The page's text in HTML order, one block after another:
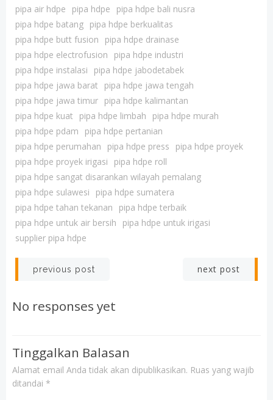
pipa air hdpe
pipa hdpe
pipa hdpe bali nusra
pipa hdpe batang pipa hdpe berkualitas
pipa hdpe butt fusion
pipa hdpe drainase
pipa hdpe electrofusion
pipa hdpe industri
pipa hdpe instalasi
pipa hdpe jabodetabek
pipa hdpe jawa barat
pipa hdpe jawa tengah
pipa hdpe jawa timur pipa hdpe kalimantan
pipa hdpe kuat
pipa hdpe limbah
pipa hdpe murah
pipa hdpe pdam
pipa hdpe pertanian
pipa hdpe perumahan
pipa hdpe press
pipa hdpe proyek
pipa hdpe proyek irigasi
pipa hdpe roll
pipa hdpe sangat disarankan wilayah pemalang
pipa hdpe sulawesi
pipa hdpe sumatera
pipa hdpe tahan tekanan
pipa hdpe terbaik
pipa hdpe untuk air bersih
pipa hdpe untuk irigasi
supplier pipa hdpe
Post
navigation
previous post next post
No responses yet
Tinggalkan Balasan
Alamat email Anda tidak akan dipublikasikan. Ruas yang wajib
ditandai *